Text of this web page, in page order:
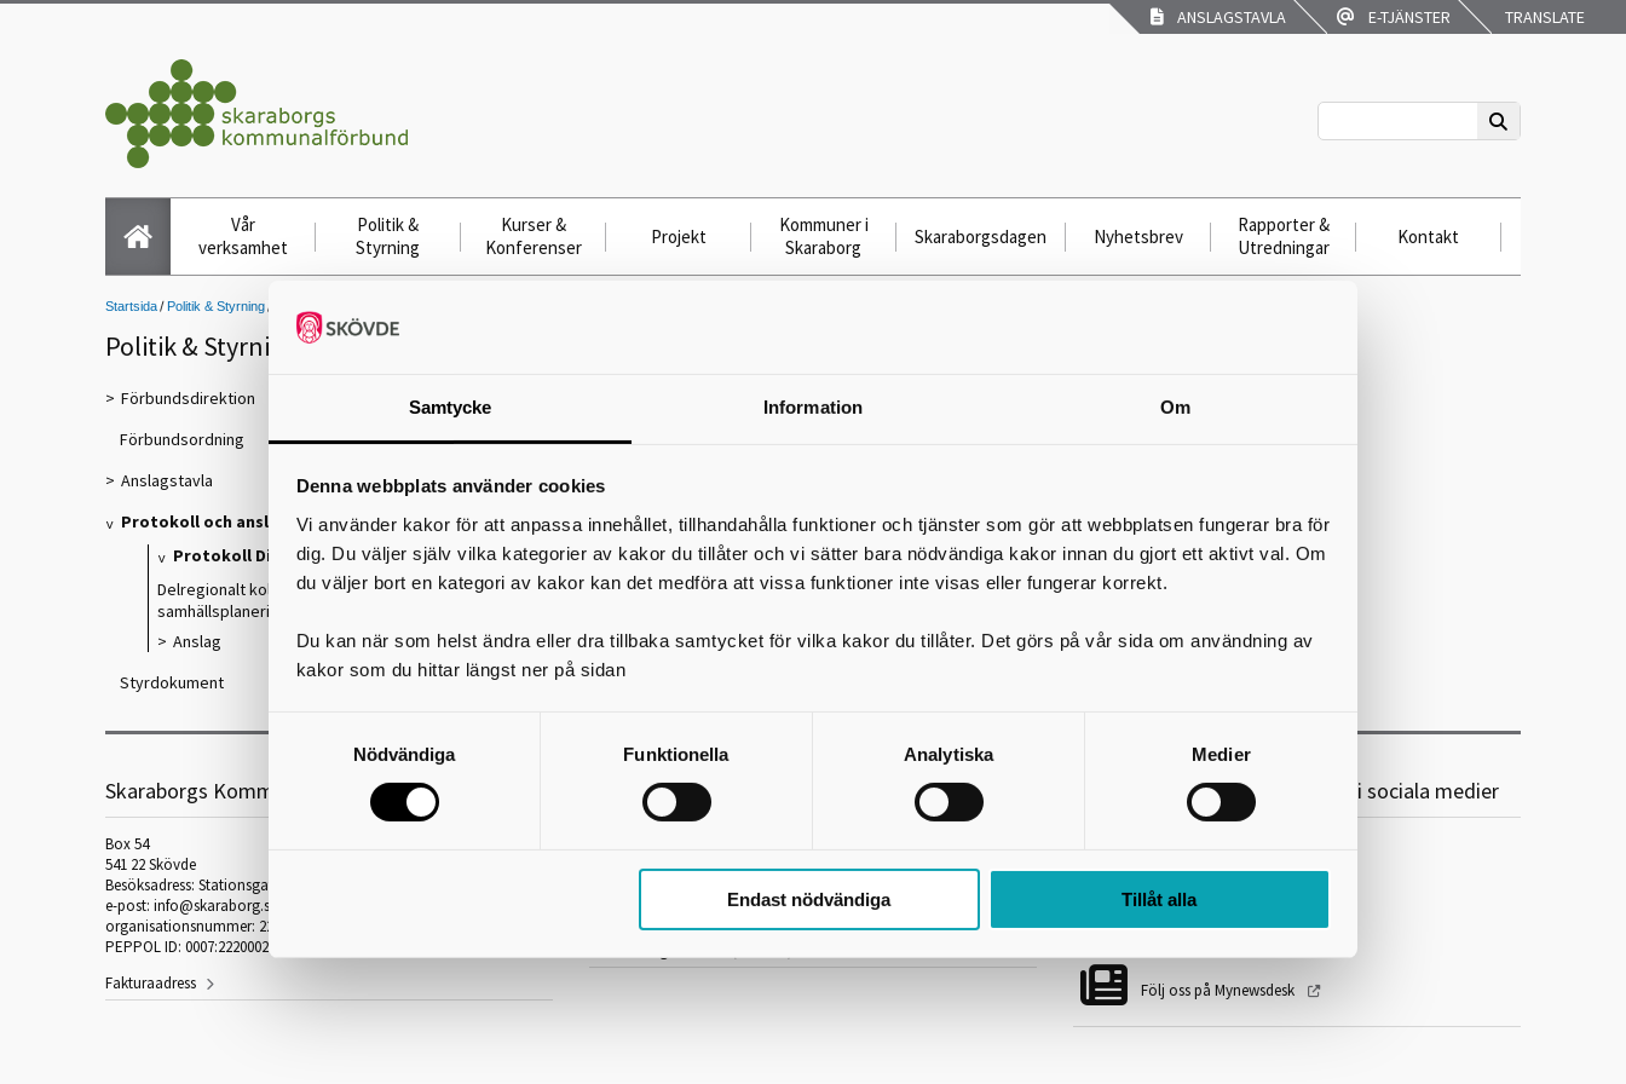
Samtycke Information Om
Denna webbplats använder cookies
Vi använder kakor för att anpassa innehållet, tillhandahålla funktioner och tjänster som gör att webbplatsen fungerar bra för
dig. Du väljer själv vilka kategorier av kakor du tillåter och vi sätter bara nödvändiga kakor innan du gjort ett aktivt val. Om
du väljer bort en kategori av kakor kan det medföra att vissa funktioner inte visas eller fungerar korrekt.
Du kan när som helst ändra eller dra tillbaka samtycket för vilka kakor du tillåter. Det görs på vår sida om användning av
kakor som du hittar längst ner på sidan
Nödvändiga Funktionella Analytiska Medier
Endast nödvändiga Tillåt alla
ANSLAGSTAVLA E-TJÄNSTER TRANSLATE
Vår
verksamhet
Politik &
Styrning
Kurser &
Konferenser
Projekt
Kommuner i
Skaraborg
Skaraborgsdagen Nyhetsbrev
Rapporter &
Utredningar
Kontakt
Startsida Politik & Styrning
Politik & Styrning
Förbundsdirektion
Förbundsordning
Anslagstavla
Protokoll och anslag
Protokoll Direktionen
Delregionalt kollektivtrafik- och
samhällsplaneringsforum (DKS)
Anslag
Styrdokument
Protokoll 2021-09-10
Skriv ut
Skaraborgs Kommunalförbund
Box 54
541 22 Skövde
Besöksadress: Stationsgatan 3, 541 30 Skövde
e-post: info@skaraborg.se
organisationsnummer: 222000-2188
PEPPOL ID: 0007:2220002188
Fakturaadress
Länkar och information
Om webbplatsen
Tillgänglighetsredogörelse
Skaraborgs Kommunalförbund i sociala medier
Följ oss på LinkedIn
Följ oss på Mynewsdesk